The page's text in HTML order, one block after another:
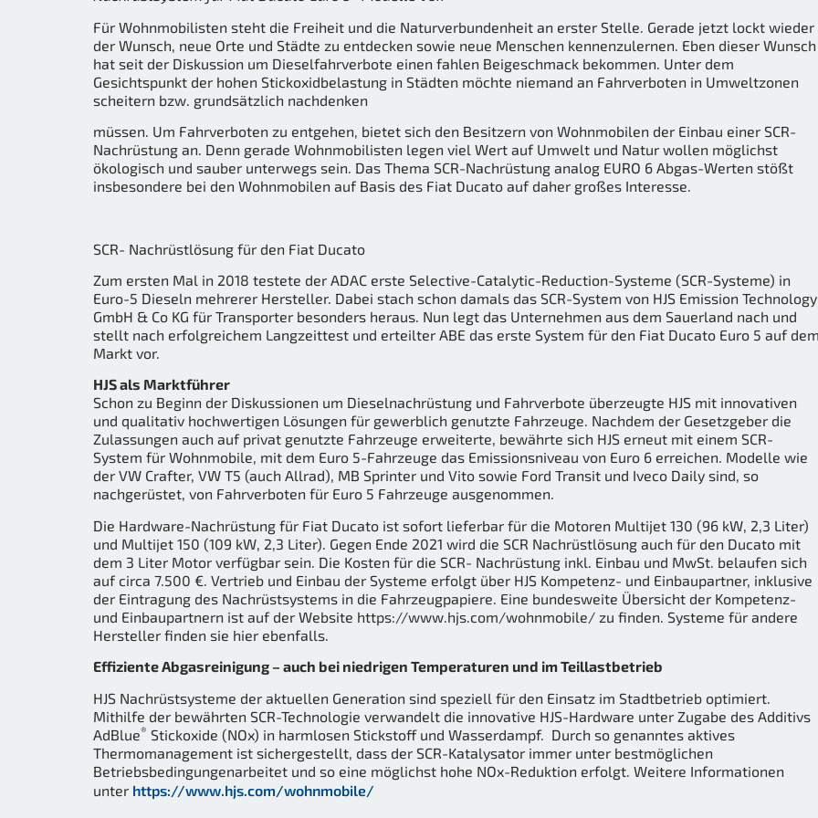
Für Wohnmobilisten steht die Freiheit und die Naturverbundenheit an erster Stelle. Gerade jetzt lockt wieder
der Wunsch, neue Orte und Städte zu entdecken sowie neue Menschen kennenzulernen. Eben dieser Wunsch
hat seit der Diskussion um Dieselfahrverbote einen fahlen Beigeschmack bekommen. Unter dem
Gesichtspunkt der hohen Stickoxidbelastung in Städten möchte niemand an Fahrverboten in Umweltzonen
scheitern bzw. grundsätzlich nachdenken
müssen. Um Fahrverboten zu entgehen, bietet sich den Besitzern von Wohnmobilen der Einbau einer SCR-
Nachrüstung an. Denn gerade Wohnmobilisten legen viel Wert auf Umwelt und Natur wollen möglichst
ökologisch und sauber unterwegs sein. Das Thema SCR-Nachrüstung analog EURO 6 Abgas-Werten stößt
insbesondere bei den Wohnmobilen auf Basis des Fiat Ducato auf daher großes Interesse.
SCR- Nachrüstlösung für den Fiat Ducato
Zum ersten Mal in 2018 testete der ADAC erste Selective-Catalytic-Reduction-Systeme (SCR-Systeme) in
Euro-5 Dieseln mehrerer Hersteller. Dabei stach schon damals das SCR-System von HJS Emission Technology
GmbH & Co KG für Transporter besonders heraus. Nun legt das Unternehmen aus dem Sauerland nach und
stellt nach erfolgreichem Langzeittest und erteilter ABE das erste System für den Fiat Ducato Euro 5 auf
Markt vor.
HJS als Marktführer
Schon zu Beginn der Diskussionen um Dieselnachrüstung und Fahrverbote überzeugte HJS mit innovativen
und qualitativ hochwertigen Lösungen für gewerblich genutzte Fahrzeuge. Nachdem der Gesetzgeber die
Zulassungen auch auf privat genutzte Fahrzeuge erweiterte, bewährte sich HJS erneut mit einem SCR-
System für Wohnmobile, mit dem Euro 5-Fahrzeuge das Emissionsniveau von Euro 6 erreichen. Modelle wie
der VW Crafter, VW T5 (auch Allrad), MB Sprinter und Vito sowie Ford Transit und Iveco Daily sind, so
nachgerüstet, von Fahrverboten für Euro 5 Fahrzeuge ausgenommen.
Die Hardware-Nachrüstung für Fiat Ducato ist sofort lieferbar für die Motoren Multijet 130 (96 kW, 2,3 Liter)
und Multijet 150 (109 kW, 2,3 Liter). Gegen Ende 2021 wird die SCR Nachrüstlösung auch für den Ducato mit
dem 3 Liter Motor verfügbar sein. Die Kosten für die SCR- Nachrüstung inkl. Einbau und MwSt. belaufen sich
auf circa 7.500 €. Vertrieb und Einbau der Systeme erfolgt über HJS Kompetenz- und Einbaupartner, inklusive
der Eintragung des Nachrüstsystems in die Fahrzeugpapiere. Eine bundesweite Übersicht der Kompetenz-
und Einbaupartnern ist auf der Website https://www.hjs.com/wohnmobile/ zu finden. Systeme für andere
Hersteller finden sie hier ebenfalls.
Effiziente Abgasreinigung – auch bei niedrigen Temperaturen und im Teillastbetrieb
HJS Nachrüstsysteme der aktuellen Generation sind speziell für den Einsatz im Stadtbetrieb optimiert.
Mithilfe der bewährten SCR-Technologie verwandelt die innovative HJS-Hardware unter Zugabe des Additivs
AdBlue® Stickoxide (NOx) in harmlosen Stickstoff und Wasserdampf. Durch so genanntes aktives
Thermomanagement ist sichergestellt, dass der SCR-Katalysator immer unter bestmöglichen
Betriebsbedingungenarbeitet und so eine möglichst hohe NOx-Reduktion erfolgt. Weitere Informationen
unter https://www.hjs.com/wohnmobile/